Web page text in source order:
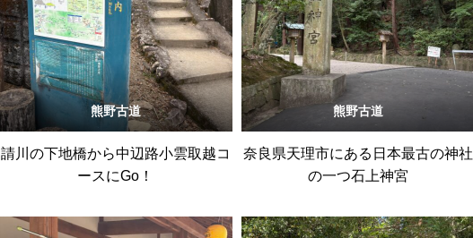
熊野古道
請川の下地橋から中辺路小雲取越コ
ースにGo！
熊野古道
奈良県天理市にある日本最古の神社
の一つ石上神宮